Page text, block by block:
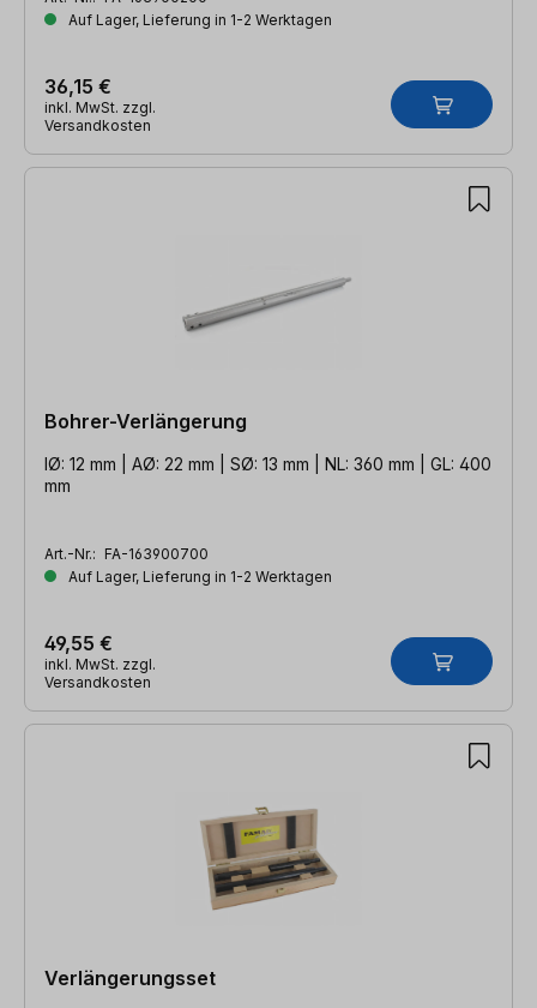
Auf Lager, Lieferung in 1-2 Werktagen
36,15 €
inkl. MwSt. zzgl.
Versandkosten
Bohrer-Verlängerung
IØ: 12 mm | AØ: 22 mm | SØ: 13 mm | NL: 360 mm | GL: 400
mm
Art.-Nr.: FA-163900700
Auf Lager, Lieferung in 1-2 Werktagen
49,55 €
inkl. MwSt. zzgl.
Versandkosten
Verlängerungsset